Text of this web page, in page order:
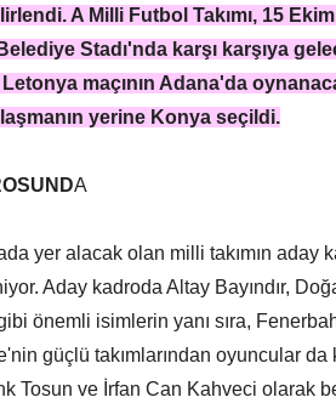
A Milli Futbol Takımı, 15
Stadı'nda karşı karşıya
maçının Adana'da
yerine Konya seçildi.
A
yer alacak olan milli takımın aday
Aday kadroda Altay Bayındır,
önemli isimlerin yanı sıra,
güçlü takımlarından oyuncular da
Tosun ve İrfan Can Kahveci olarak